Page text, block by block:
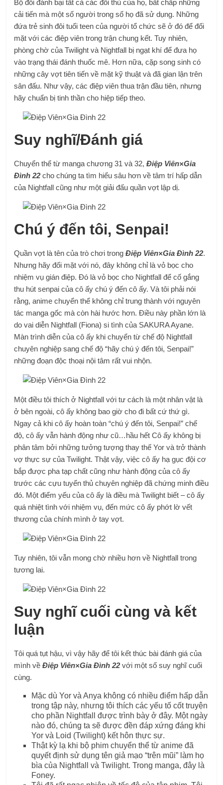
Bộ đôi đánh bại tất cả các đối thủ của họ, bất chấp những
cải tiến mà một số người trong số họ đã sử dụng. Những
đứa trẻ sinh đôi tuổi teen của người tổ chức sẽ ở đó để đối
mặt với các điệp viên trong trận chung kết. Tuy nhiên,
phòng chờ của Twilight và Nightfall bị ngạt khí để đưa họ
vào trạng thái đánh thuốc mê. Hơn nữa, cặp song sinh có
những cây vợt tiên tiến về mặt kỹ thuật và đã gian lận trên
sân đấu. Như vậy, các điệp viên thua trận đầu tiên, nhưng
hãy chuẩn bị tinh thần cho hiệp tiếp theo.
Suy nghĩ/Đánh giá
Chuyển thể từ manga chương 31 và 32,Điệp Viên×Gia
Đình 22cho chúng ta tìm hiểu sâu hơn về tâm trí hấp dẫn
của Nightfall cũng như một giải đấu quần vợt lập dị.
Chú ý đến tôi, Senpai!
Quần vợt là tên của trò chơi trongĐiệp Viên×Gia Đình 22.
Nhưng hãy đối mặt với nó, đây không chỉ là vỏ bọc cho
nhiệm vụ gián điệp. Đó là vỏ bọc cho Nightfall để cố gắng
thu hút senpai của cô ấy chú ý đến cô ấy. Và tôi phải nói
rằng, anime chuyển thể không chỉ trung thành với nguyên
tác manga gốc mà còn hài hước hơn. Điều này phần lớn là
do vai diễn Nightfall (Fiona) si tình của SAKURA Ayane.
Màn trình diễn của cô ấy khi chuyển từ chế độ Nightfall
chuyên nghiệp sang chế độ “hãy chú ý đến tôi, Senpai!”
những đoạn độc thoại nội tâm rất vui nhộn.
Một điều tôi thích ở Nightfall với tư cách là một nhân vật là
ở bên ngoài, cô ấy không bao giờ cho đi bất cứ thứ gì.
Ngay cả khi cô ấy hoàn toàn “chú ý đến tôi, Senpai!” chế
độ, cô ấy vẫn hành động như cũ…hầu hết Cô ấy không bị
phân tâm bởi những tưởng tượng thay thế Yor và trở thành
vợ thực sự của Twilight. Thật vậy, việc cô ấy hạ gục đội cơ
bắp được pha tạp chất cũng như hành động của cô ấy
trước các cựu tuyển thủ chuyên nghiệp đã chứng minh điều
đó. Một điểm yếu của cô ấy là điều mà Twilight biết – cô ấy
quá nhiệt tình với nhiệm vụ, đến mức cô ấy phớt lờ vết
thương của chính mình ở tay vợt.
Tuy nhiên, tôi vẫn mong chờ nhiều hơn về Nightfall trong
tương lai.
Suy nghĩ cuối cùng và kết
luận
Tôi quá tụt hậu, vì vậy hãy để tôi kết thúc bài đánh giá của
mình vềĐiệp Viên×Gia Đình 22với một số suy nghĩ cuối
cùng.
Mặc dù Yor và Anya không có nhiều điểm hấp dẫn
trong tập này, nhưng tôi thích các yếu tố cốt truyện
cho phần Nightfall được trình bày ở đây. Một ngày
nào đó, chúng ta sẽ được đền đáp xứng đáng khi
Yor và Loid (Twilight) kết hôn thực sự.
Thật kỳ lạ khi bộ phim chuyển thể từ anime đã
quyết định sử dụng tên giả mạo “trên mũi” làm họ
bìa của Nightfall và Twilight. Trong manga, đây là
Foney.